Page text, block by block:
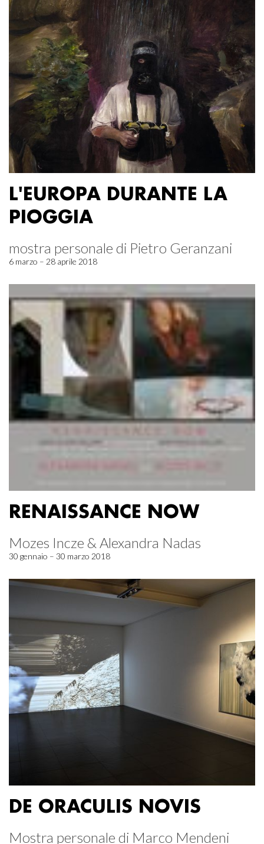
L'EUROPA DURANTE LA
PIOGGIA
mostra personale di Pietro Geranzani
6 marzo – 28 aprile 2018
RENAISSANCE NOW
Mozes Incze & Alexandra Nadas
30 gennaio – 30 marzo 2018
DE ORACULIS NOVIS
Mostra personale di Marco Mendeni